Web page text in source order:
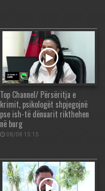
Top Channel/ Përsëritja e
krimit, psikologët shpjegojnë
pse ish-të dënuarit rikthehen
në burg
08/08 15:15